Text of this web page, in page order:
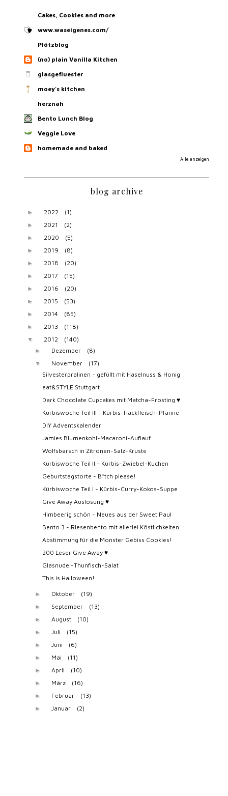
Cakes, Cookies and more
www.waseigenes.com/
Plötzblog
(no) plain Vanilla Kitchen
glasgefluester
moey's kitchen
herznah
Bento Lunch Blog
Veggie Love
homemade and baked
Alle anzeigen
blog archive
► 2022 (1)
► 2021 (2)
► 2020 (5)
► 2019 (8)
► 2018 (20)
► 2017 (15)
► 2016 (20)
► 2015 (53)
► 2014 (85)
► 2013 (118)
▼ 2012 (140)
► Dezember (8)
▼ November
(17)
Silvesterpralinen - gefüllt mit Haselnuss & Honig
eat&STYLE Stuttgart
Dark Chocolate Cupcakes mit Matcha-Frosting ♥
Kürbiswoche Teil III - Kürbis-Hackfleisch-Pfanne
DIY Adventskalender
Jamies Blumenkohl-Macaroni-Auflauf
Wolfsbarsch in Zitronen-Salz-Kruste
Kürbiswoche Teil II - Kürbis-Zwiebel-Kuchen
Geburtstagstorte - B*tch please!
Kürbiswoche Teil I - Kürbis-Curry-Kokos-Suppe
Give Away Auslosung ♥
Himbeerig schön - Neues aus der Sweet Paul
Bento 3 - Riesenbento mit allerlei Köstlichkeiten
Abstimmung für die Monster Gebiss Cookies!
200 Leser Give Away ♥
Glasnudel-Thunfisch-Salat
This is Halloween!
► Oktober (19)
► September (13)
► August (10)
► Juli (15)
► Juni (6)
► Mai (11)
► April (10)
► März (16)
► Februar (13)
► Januar (2)